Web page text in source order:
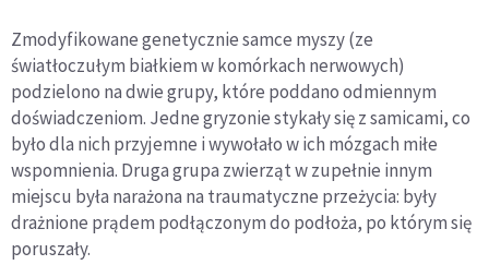
Zmodyfikowane genetycznie samce myszy (ze
światłoczułym białkiem w komórkach nerwowych)
podzielono na dwie grupy, które poddano odmiennym
doświadczeniom. Jedne gryzonie stykały się z samicami, co
było dla nich przyjemne i wywołało w ich mózgach miłe
wspomnienia. Druga grupa zwierząt w zupełnie innym
miejscu była narażona na traumatyczne przeżycia: były
drażnione prądem podłączonym do podłoża, po którym się
poruszały.